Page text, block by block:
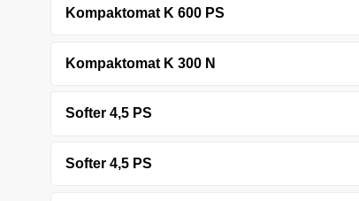
Kompaktomat K 600 PS
Kompaktomat K 300 N
Softer 4,5 PS
Softer 4,5 PS